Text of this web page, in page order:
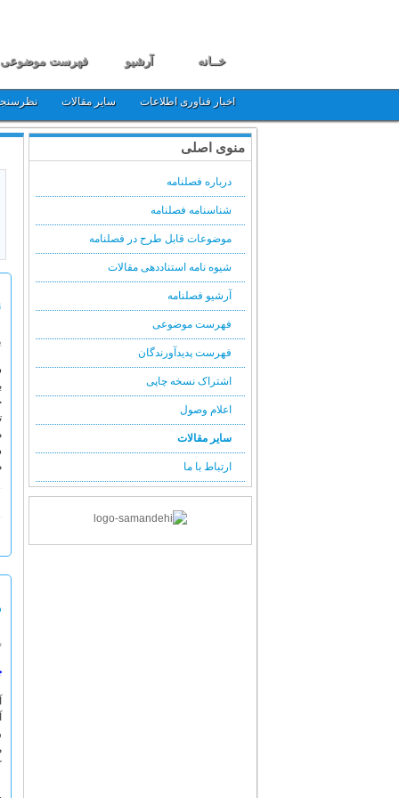
خــانه آرشیو فهرست موضوعی
اخبار فناوری اطلاعات سایر مقالات
منوی اصلی
درباره فصلنامه
شناسنامه فصلنامه
موضوعات قابل طرح در فصلنامه
شیوه نامه استناددهی مقالات
آرشیو فصلنامه
فهرست موضوعی
فهرست پدیدآورندگان
اشتراک نسخه چاپی
اعلام وصول
سایر مقالات
ارتباط با ما